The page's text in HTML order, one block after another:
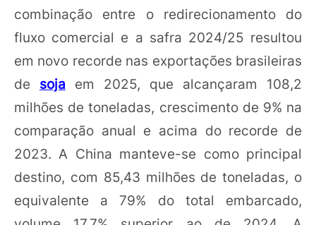
combinação entre o redirecionamento do
fluxo comercial e a safra 2024/25 resultou
em novo recorde nas exportações brasileiras
de soja em 2025, que alcançaram 108,2
milhões de toneladas, crescimento de 9% na
comparação anual e acima do recorde de
2023. A China manteve-se como principal
destino, com 85,43 milhões de toneladas, o
equivalente a 79% do total embarcado,